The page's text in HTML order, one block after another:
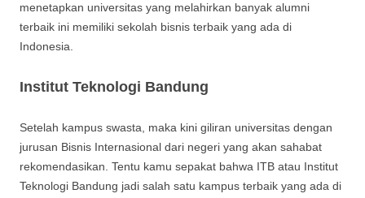
menetapkan universitas yang melahirkan banyak alumni
terbaik ini memiliki sekolah bisnis terbaik yang ada di
Indonesia.
Institut Teknologi Bandung
Setelah kampus swasta, maka kini giliran universitas dengan
jurusan Bisnis Internasional dari negeri yang akan sahabat
rekomendasikan. Tentu kamu sepakat bahwa ITB atau Institut
Teknologi Bandung jadi salah satu kampus terbaik yang ada di